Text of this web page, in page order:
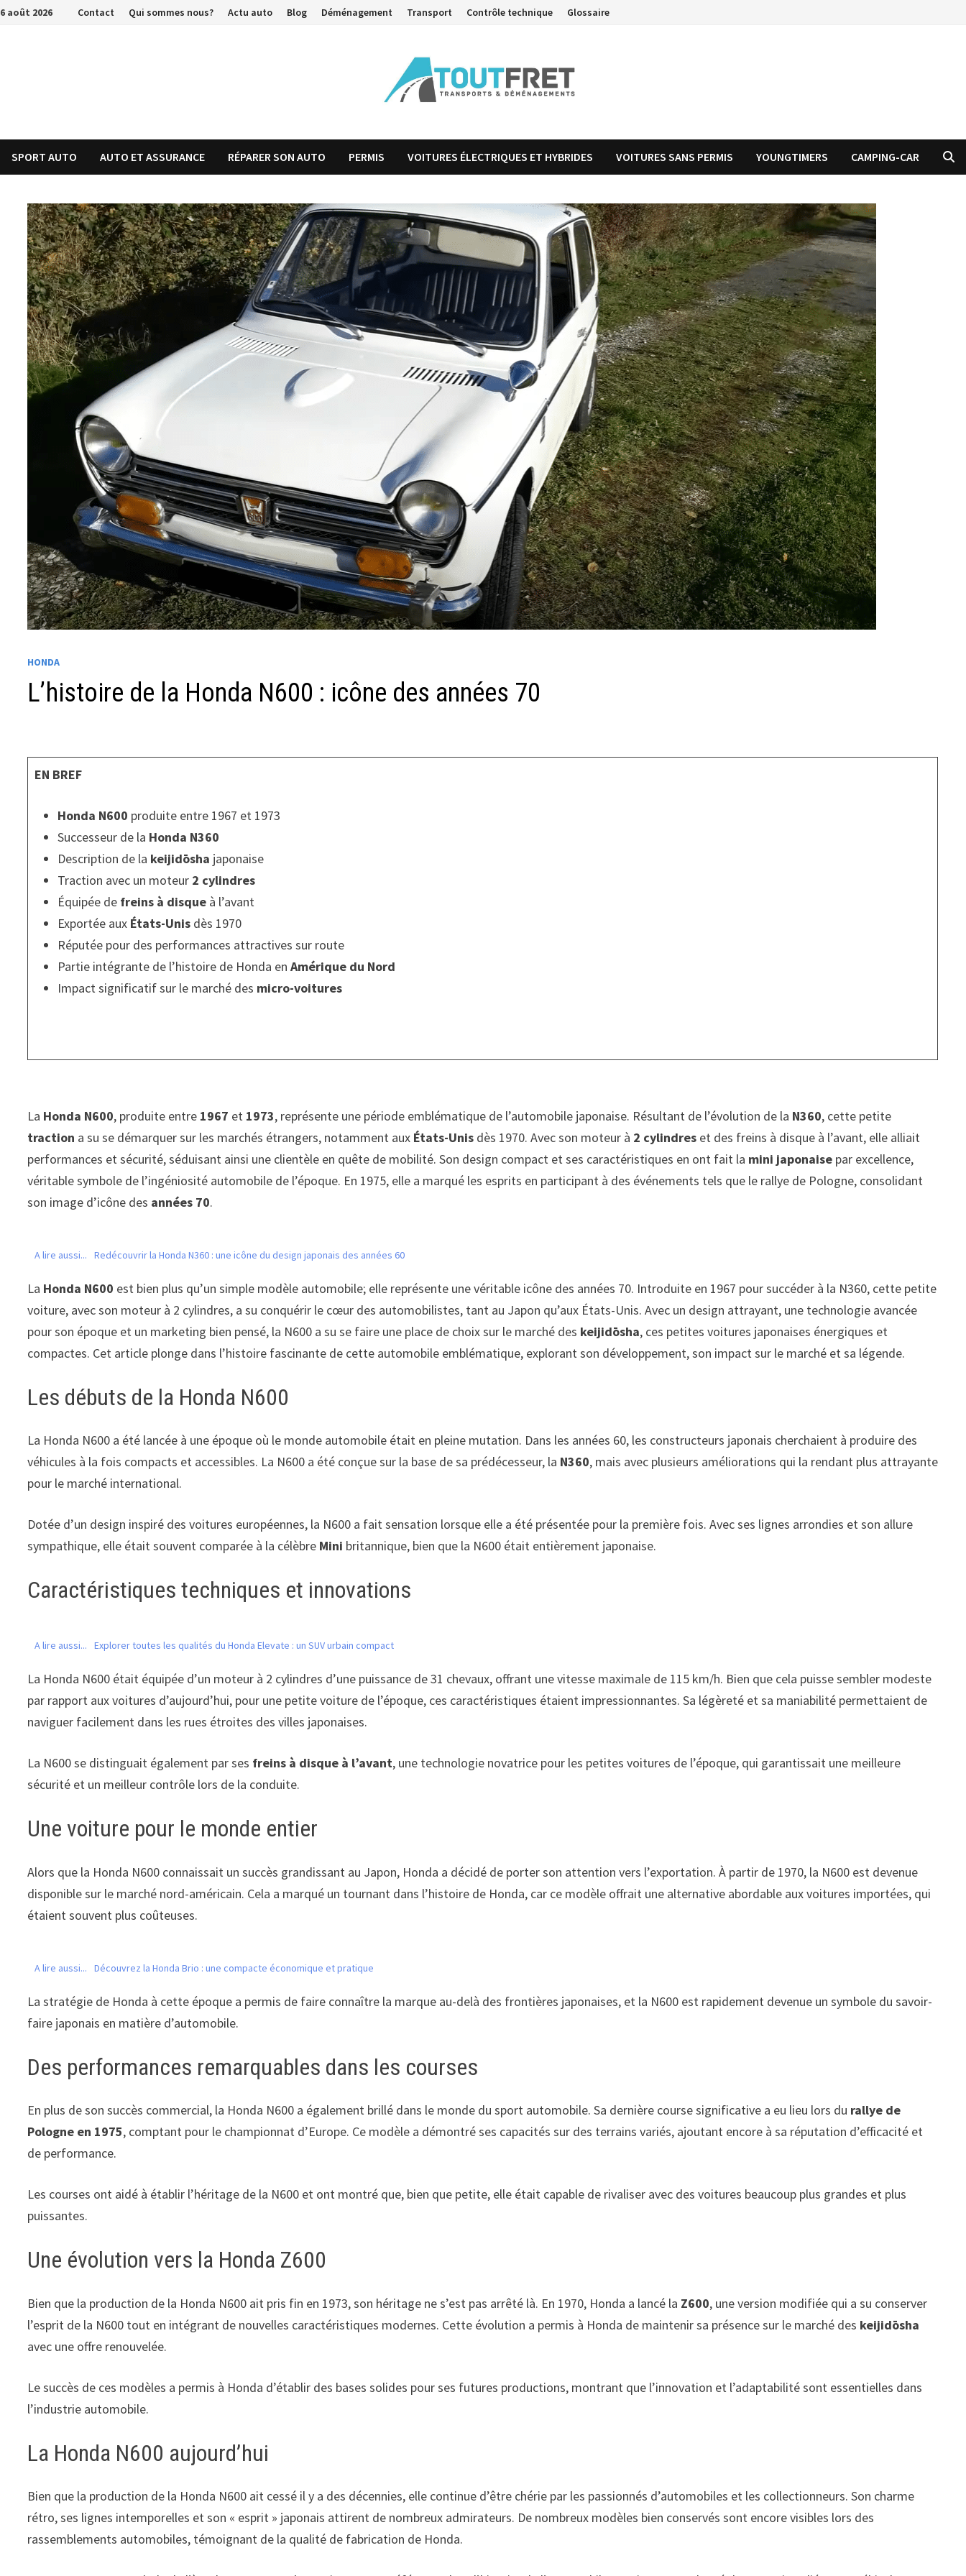
Passer
6 août 2026 Contact Qui sommes nous? Actu auto Blog Déménagement Transport Contrôle technique Glossaire
SPORT AUTO AUTO ET ASSURANCE RÉPARER SON AUTO PERMIS VOITURES ÉLECTRIQUES ET HYBRIDES VOITURES SANS PERMIS YOUNGTIMERS CAMPING-CAR
HONDA
L’histoire de la Honda N600 : icône des années 70
EN BREF
Honda N600 produite entre 1967 et 1973
Successeur de la Honda N360
Description de la keijidōsha japonaise
Traction avec un moteur 2 cylindres
Équipée de freins à disque à l’avant
Exportée aux États-Unis dès 1970
Réputée pour des performances attractives sur route
Partie intégrante de l’histoire de Honda enAmérique du Nord
Impact significatif sur le marché des micro-voitures
La Honda N600, produite entre 1967 et 1973, représente une période emblématique de l’automobile japonaise. Résultant de l’évolution de la N360, cette petite
traction a su se démarquer sur les marchés étrangers, notamment aux États-Unis dès 1970. Avec son moteur à 2 cylindres et des freins à disque à l’avant, elle alliait
performances et sécurité, séduisant ainsi une clientèle en quête de mobilité. Son design compact et ses caractéristiques en ont fait la mini japonaise par excellence,
véritable symbole de l’ingéniosité automobile de l’époque. En 1975, elle a marqué les esprits en participant à des événements tels que le rallye de Pologne, consolidant
son image d’icône des années 70.
A lire aussi... Redécouvrir la Honda N360 : une icône du design japonais des années 60
La Honda N600 est bien plus qu’un simple modèle automobile; elle représente une véritable icône des années 70. Introduite en 1967 pour succéder à la N360, cette petite
voiture, avec son moteur à 2 cylindres, a su conquérir le cœur des automobilistes, tant au Japon qu’aux États-Unis. Avec un design attrayant, une technologie avancée
pour son époque et un marketing bien pensé, la N600 a su se faire une place de choix sur le marché des keijidōsha, ces petites voitures japonaises énergiques et
compactes. Cet article plonge dans l’histoire fascinante de cette automobile emblématique, explorant son développement, son impact sur le marché et sa légende.
Les débuts de la Honda N600
La Honda N600 a été lancée à une époque où le monde automobile était en pleine mutation. Dans les années 60, les constructeurs japonais cherchaient à produire des
véhicules à la fois compacts et accessibles. La N600 a été conçue sur la base de sa prédécesseur, la N360, mais avec plusieurs améliorations qui la rendant plus attrayante
pour le marché international.
Dotée d’un design inspiré des voitures européennes, la N600 a fait sensation lorsque elle a été présentée pour la première fois. Avec ses lignes arrondies et son allure
sympathique, elle était souvent comparée à la célèbre Mini britannique, bien que la N600 était entièrement japonaise.
Caractéristiques techniques et innovations
A lire aussi... Explorer toutes les qualités du Honda Elevate : un SUV urbain compact
La Honda N600 était équipée d’un moteur à 2 cylindres d’une puissance de 31 chevaux, offrant une vitesse maximale de 115 km/h. Bien que cela puisse sembler modeste
par rapport aux voitures d’aujourd’hui, pour une petite voiture de l’époque, ces caractéristiques étaient impressionnantes. Sa légèreté et sa maniabilité permettaient de
naviguer facilement dans les rues étroites des villes japonaises.
La N600 se distinguait également par ses freins à disque à l’avant, une technologie novatrice pour les petites voitures de l’époque, qui garantissait une meilleure
sécurité et un meilleur contrôle lors de la conduite.
Une voiture pour le monde entier
Alors que la Honda N600 connaissait un succès grandissant au Japon, Honda a décidé de porter son attention vers l’exportation. À partir de 1970, la N600 est devenue
disponible sur le marché nord-américain. Cela a marqué un tournant dans l’histoire de Honda, car ce modèle offrait une alternative abordable aux voitures importées, qui
étaient souvent plus coûteuses.
A lire aussi... Découvrez la Honda Brio : une compacte économique et pratique
La stratégie de Honda à cette époque a permis de faire connaître la marque au-delà des frontières japonaises, et la N600 est rapidement devenue un symbole du savoir-
faire japonais en matière d’automobile.
Des performances remarquables dans les courses
En plus de son succès commercial, la Honda N600 a également brillé dans le monde du sport automobile. Sa dernière course significative a eu lieu lors du rallye de
Pologne en 1975, comptant pour le championnat d’Europe. Ce modèle a démontré ses capacités sur des terrains variés, ajoutant encore à sa réputation d’efficacité et
de performance.
Les courses ont aidé à établir l’héritage de la N600 et ont montré que, bien que petite, elle était capable de rivaliser avec des voitures beaucoup plus grandes et plus
puissantes.
Une évolution vers la Honda Z600
Bien que la production de la Honda N600 ait pris fin en 1973, son héritage ne s’est pas arrêté là. En 1970, Honda a lancé la Z600, une version modifiée qui a su conserver
l’esprit de la N600 tout en intégrant de nouvelles caractéristiques modernes. Cette évolution a permis à Honda de maintenir sa présence sur le marché des keijidōsha
avec une offre renouvelée.
Le succès de ces modèles a permis à Honda d’établir des bases solides pour ses futures productions, montrant que l’innovation et l’adaptabilité sont essentielles dans
l’industrie automobile.
La Honda N600 aujourd’hui
Bien que la production de la Honda N600 ait cessé il y a des décennies, elle continue d’être chérie par les passionnés d’automobiles et les collectionneurs. Son charme
rétro, ses lignes intemporelles et son « esprit » japonais attirent de nombreux admirateurs. De nombreux modèles bien conservés sont encore visibles lors des
rassemblements automobiles, témoignant de la qualité de fabrication de Honda.